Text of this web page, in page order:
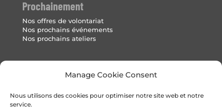
Manage Cookie Consent
Nous utilisons des cookies pour optimiser notre site web et notre
service.
Prochainement
Nos offres de volontariat
Nos prochains événements
Nos prochains ateliers
Politique de cookies (UE)